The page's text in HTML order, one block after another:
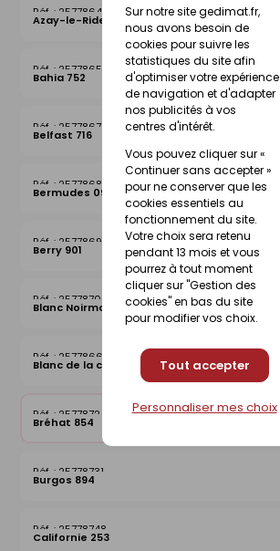
Sur notre site gedimat.fr,
nous avons besoin de
cookies pour suivre les
statistiques du site afin
d'optimiser votre expérience
de navigation et d'adapter
nos publicités à vos
centres d'intérêt.
Vous pouvez cliquer sur «
Continuer sans accepter »
pour ne conserver que les
cookies essentiels au
fonctionnement du site.
Votre choix sera retenu
pendant 13 mois et vous
pourrez à tout moment
cliquer sur "Gestion des
cookies" en bas du site
pour modifier vos choix.
Tout accepter
Personnaliser mes choix
25778649
Azay-le-Rideau 026
25778656
Bahia 752
25778670
Belfast 716
25778687
Bermudes 097
25778694
Berry 901
25778700
Blanc Noirmoutier 013
25778663
Blanc de la côte
25778724
Bréhat 854
25778731
Burgos 894
25778748
Californie 253